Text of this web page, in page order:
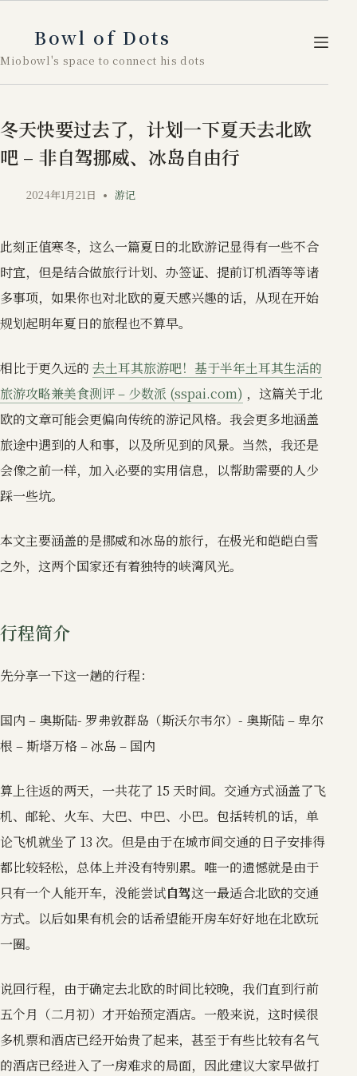
容
Bowl of Dots
Miobowl's space to connect his dots
冬天快要过去了，计划一下夏天去北欧
吧 – 非自驾挪威、冰岛自由行
2024年1月21日 游记
此刻正值寒冬，这么一篇夏日的北欧游记显得有一些不合
时宜，但是结合做旅行计划、办签证、提前订机酒等等诸
多事项，如果你也对北欧的夏天感兴趣的话，从现在开始
规划起明年夏日的旅程也不算早。
相比于更久远的 去土耳其旅游吧！基于半年土耳其生活的
旅游攻略兼美食测评 – 少数派 (sspai.com) ，这篇关于北
欧的文章可能会更偏向传统的游记风格。我会更多地涵盖
旅途中遇到的人和事，以及所见到的风景。当然，我还是
会像之前一样，加入必要的实用信息，以帮助需要的人少
踩一些坑。
本文主要涵盖的是挪威和冰岛的旅行，在极光和皑皑白雪
之外，这两个国家还有着独特的峡湾风光。
行程简介
先分享一下这一趟的行程：
国内 – 奥斯陆- 罗弗敦群岛（斯沃尔韦尔）- 奥斯陆 – 卑尔
根 – 斯塔万格 – 冰岛 – 国内
算上往返的两天，一共花了 15 天时间。交通方式涵盖了飞
机、邮轮、火车、大巴、中巴、小巴。包括转机的话，单
论飞机就坐了 13 次。但是由于在城市间交通的日子安排得
都比较轻松，总体上并没有特别累。唯一的遗憾就是由于
只有一个人能开车，没能尝试自驾这一最适合北欧的交通
方式。以后如果有机会的话希望能开房车好好地在北欧玩
一圈。
说回行程，由于确定去北欧的时间比较晚，我们直到行前
五个月（二月初）才开始预定酒店。一般来说，这时候很
多机票和酒店已经开始贵了起来，甚至于有些比较有名气
的酒店已经进入了一房难求的局面，因此建议大家早做打